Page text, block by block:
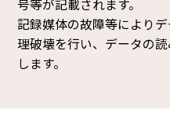
号等が記載されます。
記録媒体の故障等により
理破壊を行い、 データの
します。